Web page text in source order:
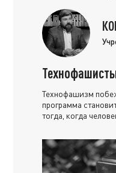
Технофашизм
программа
тогда, когда